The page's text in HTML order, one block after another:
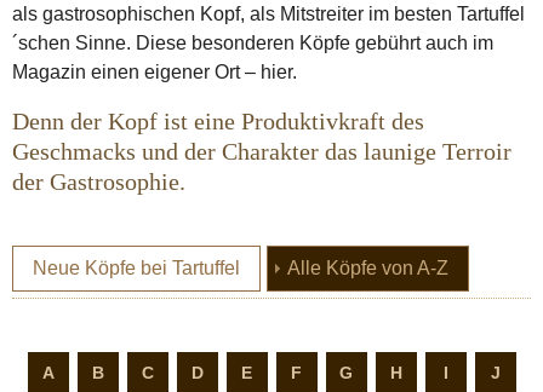
als gastrosophischen Kopf, als Mitstreiter im besten Tartuffel
´schen Sinne. Diese besonderen Köpfe gebührt auch im
Magazin einen eigener Ort – hier.
Denn der Kopf ist eine Produktivkraft des
Geschmacks und der Charakter das launige Terroir
der Gastrosophie.
Neue Köpfe bei Tartuffel Alle Köpfe von A-Z
A B C D E F G H I J